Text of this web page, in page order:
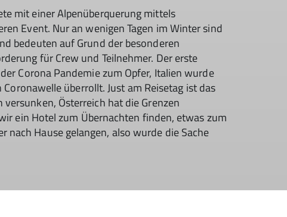
mit einer Alpenüberquerung mittels
Event. Nur an wenigen Tagen im Winter sind
bedeuten auf Grund der besonderen
für Crew und Teilnehmer. Der erste
Corona Pandemie zum Opfer, Italien wurde
überrollt. Just am Reisetag ist das
Österreich hat die Grenzen
ein Hotel zum Übernachten finden, etwas zum
nach Hause gelangen, also wurde die Sache